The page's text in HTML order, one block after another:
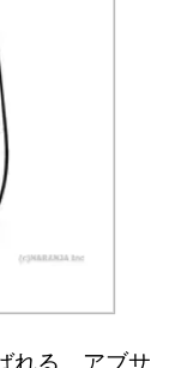
れる、アブサ